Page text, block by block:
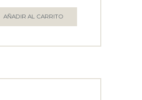
AÑADIR AL CARRITO